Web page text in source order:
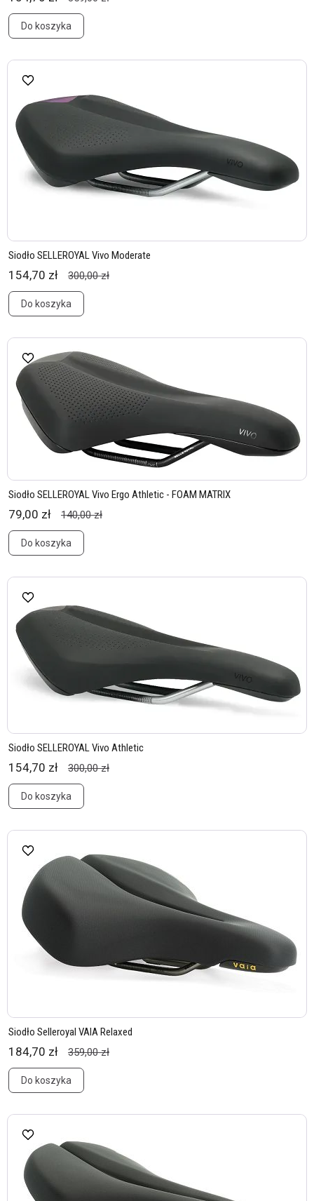
Do koszyka
Siodło SELLEROYAL Vivo Moderate
154,70 zł 300,00 zł
Do koszyka
Siodło SELLEROYAL Vivo Ergo Athletic - FOAM MATRIX
79,00 zł 140,00 zł
Do koszyka
Siodło SELLEROYAL Vivo Athletic
154,70 zł 300,00 zł
Do koszyka
Siodło Selleroyal VAIA Relaxed
184,70 zł 359,00 zł
Do koszyka